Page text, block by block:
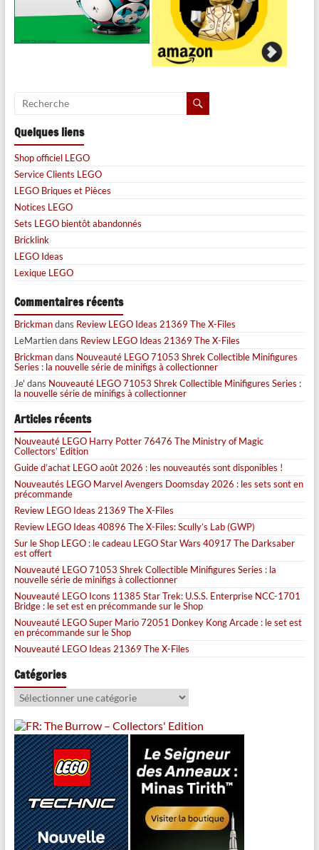
Quelques liens
Shop officiel LEGO
Service Clients LEGO
LEGO Briques et Pièces
Notices LEGO
Sets LEGO bientôt abandonnés
Bricklink
LEGO Ideas
Lexique LEGO
Commentaires récents
Brickmandans Review LEGO Ideas 21369 The X-Files
LeMartiendans Review LEGO Ideas 21369 The X-Files
Brickmandans Nouveauté LEGO 71053 Shrek Collectible Minifigures
Series : la nouvelle série de minifigs à collectionner
Je' dans Nouveauté LEGO 71053 Shrek Collectible Minifigures Series :
la nouvelle série de minifigs à collectionner
Articles récents
Nouveauté LEGO Harry Potter 76476 The Ministry of Magic
Collectors’ Edition
Guide d’achat LEGO août 2026 : les nouveautés sont disponibles !
Nouveautés LEGO Marvel Avengers Doomsday 2026 : les sets sont en
précommande
Review LEGO Ideas 21369 The X-Files
Review LEGO Ideas 40896 The X-Files: Scully’s Lab (GWP)
Sur le Shop LEGO : le cadeau LEGO Star Wars 40917 The Darksaber
est offert
Nouveauté LEGO 71053 Shrek Collectible Minifigures Series : la
nouvelle série de minifigs à collectionner
Nouveauté LEGO Icons 11385 Star Trek: U.S.S. Enterprise NCC-1701
Bridge : le set est en précommande sur le Shop
Nouveauté LEGO Super Mario 72051 Donkey Kong Arcade : le set est
en précommande sur le Shop
Nouveauté LEGO Ideas 21369 The X-Files
Catégories
Catégories